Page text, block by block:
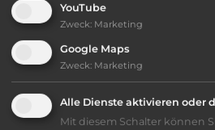
bis 30,- Euro
Klassifizierung: gut
Lage: schön
YouTube
Zweck: Marketing
Google Maps
Zweck: Marketing
Alle Dienste aktivieren oder
Mit diesem Schalter können